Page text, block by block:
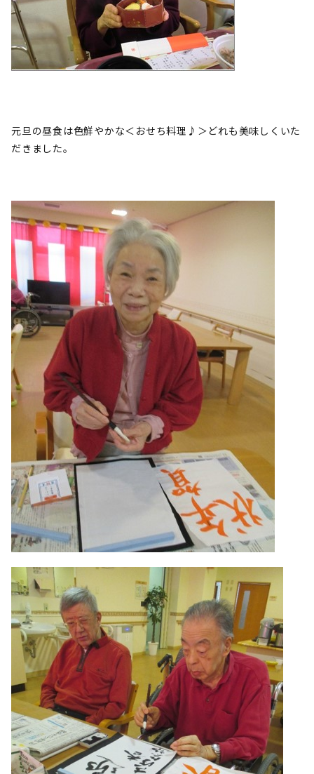
元旦の昼食は色鮮やかな＜おせち料理♪＞どれも美味しくいた
だきました。